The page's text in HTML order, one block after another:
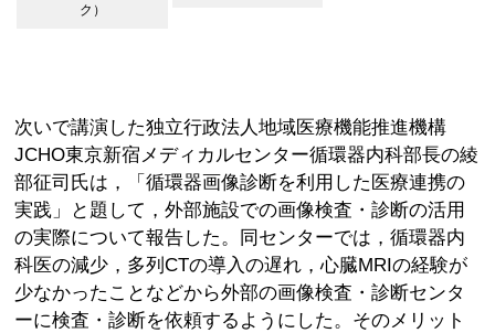
ク）
次いで講演した独立行政法人地域医療機能推進機構
JCHO東京新宿メディカルセンター循環器内科部長の綾
部征司氏は，「循環器画像診断を利用した医療連携の
実践」と題して，外部施設での画像検査・診断の活用
の実際について報告した。同センターでは，循環器内
科医の減少，多列CTの導入の遅れ，心臓MRIの経験が
少なかったことなどから外部の画像検査・診断センタ
ーに検査・診断を依頼するようにした。そのメリット